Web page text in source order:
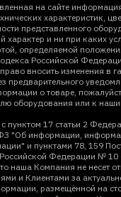
на сайте
характеристик,
представленного
и ни при каких
определяемой
Российской
вносить изменения в
предварительного
о товаре,
оборудования или к
с пунктом 17 статьи 2
"Об информации,
и пунктами 78, 159
Федерации № 10
наша Компания не несет
и Клиентами за
размещённой на